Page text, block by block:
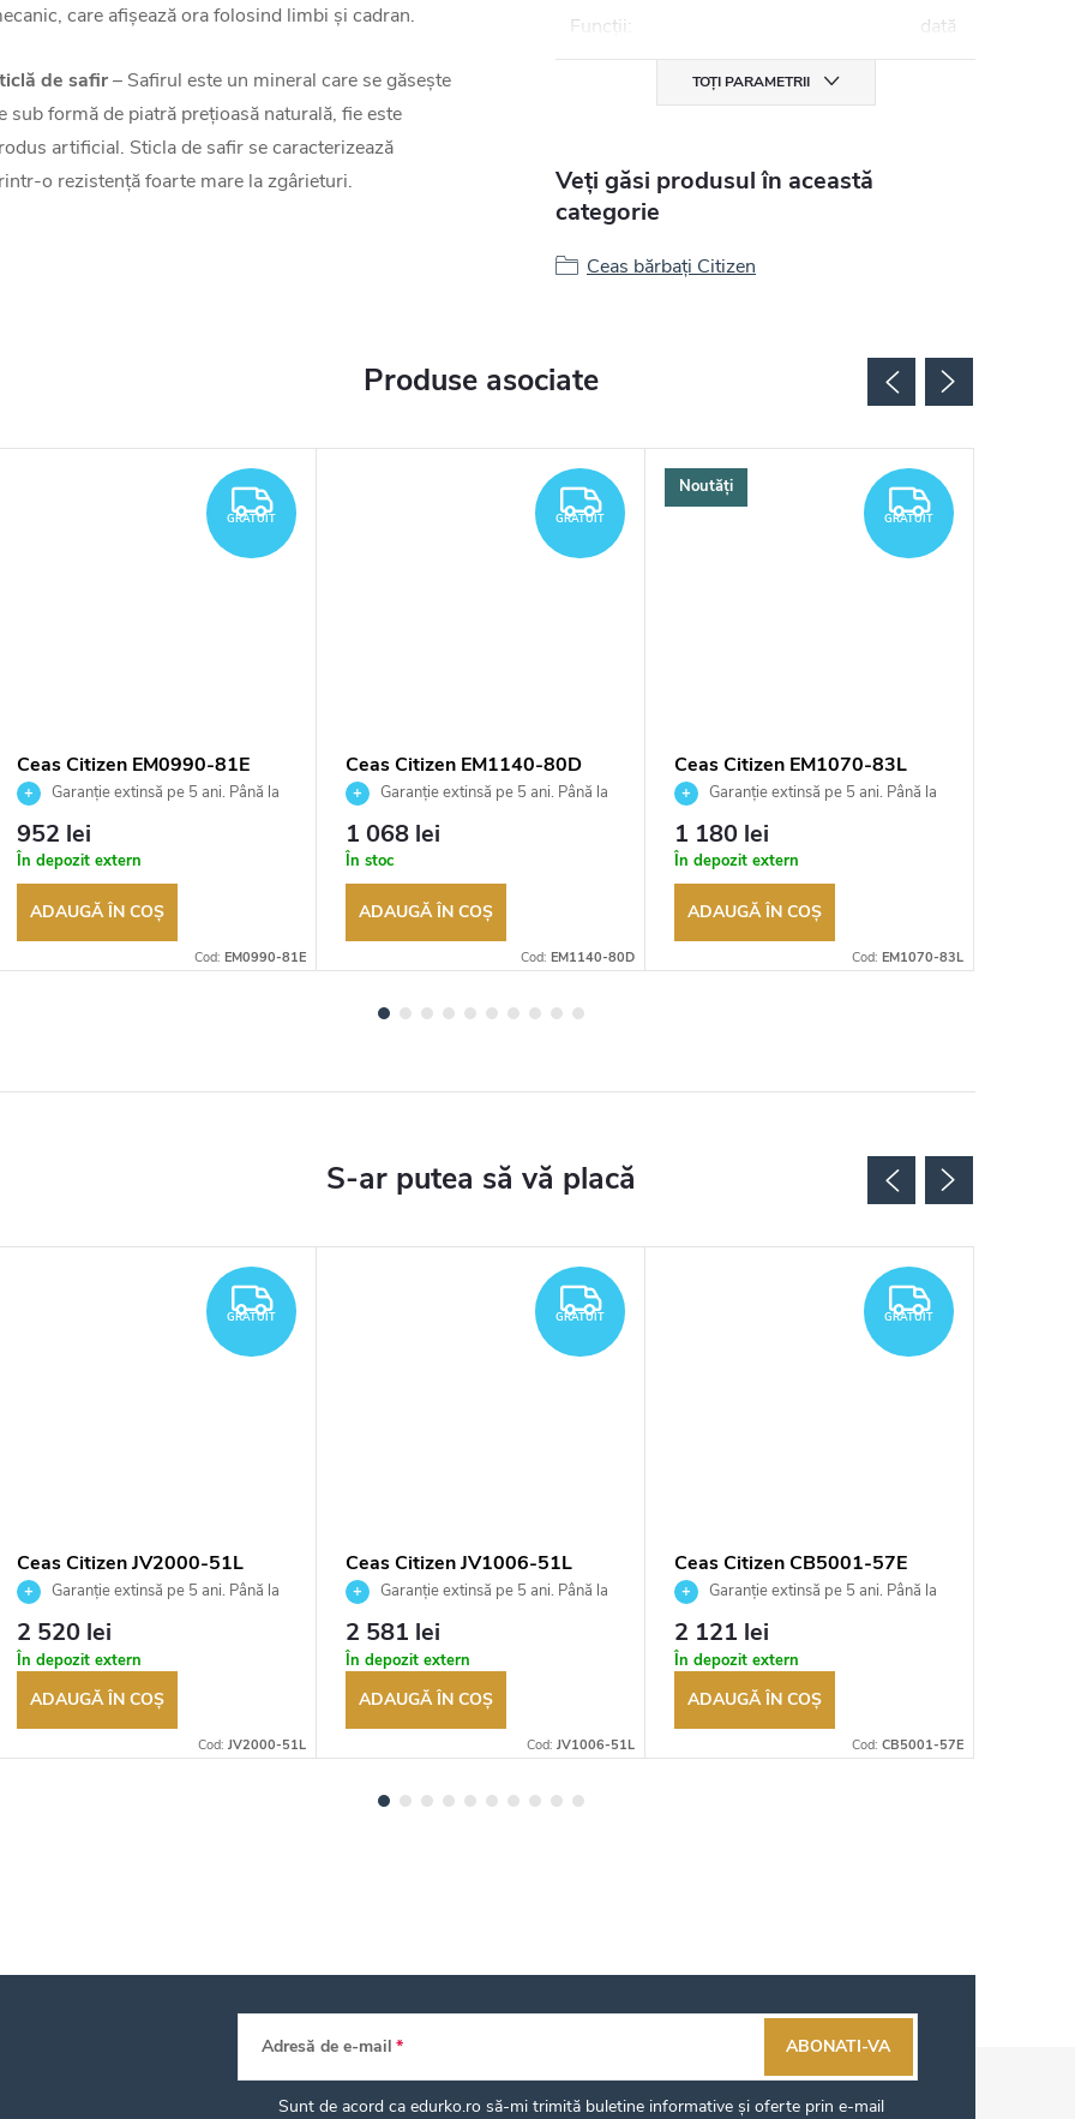
care afișează ora folosind limbi și cadran.
de safir– Safirul este un mineral care se găsește
sub formă de piatră prețioasă naturală, fie este
artificial. Sticla de safir se caracterizează
o rezistență foarte mare la zgârieturi.
Funcții: dată
TOȚI PARAMETRII
Veți găsi produsul în această
categorie
Ceas bărbați Citizen
Produse asociate
GRATUIT
GRATUIT
Ceas Citizen EM0990-81E
Garanție extinsă pe 5 ani. Până la
100 de zile pentru returnarea
bunurilor. Vânzător autorizat
952 lei
În depozit extern
ADAUGĂ ÎN COŞ
Cod: EM0990-81E
GRATUIT
GRATUIT
Ceas Citizen EM1140-80D
Garanție extinsă pe 5 ani. Până la
100 de zile pentru returnarea
bunurilor. Vânzător autorizat
1 068 lei
În stoc
ADAUGĂ ÎN COŞ
Cod: EM1140-80D
Noutăți GRATUIT
GRATUIT
Ceas Citizen EM1070-83L
Garanție extinsă pe 5 ani. Până la
100 de zile pentru returnarea
bunurilor. Vânzător autorizat
1 180 lei
În depozit extern
ADAUGĂ ÎN COŞ
Cod: EM1070-83L
GRATUIT
GRATUIT
Ceas Citizen JV2000-51L
Garanție extinsă pe 5 ani. Până la
100 de zile pentru returnarea
bunurilor. Vânzător autorizat
2 520 lei
În depozit extern
ADAUGĂ ÎN COŞ
Cod: JV2000-51L
GRATUIT
GRATUIT
Ceas Citizen JV1006-51L
Garanție extinsă pe 5 ani. Până la
100 de zile pentru returnarea
bunurilor. Vânzător autorizat
2 581 lei
În depozit extern
ADAUGĂ ÎN COŞ
Cod: JV1006-51L
GRATUIT
GRATUIT
Ceas Citizen CB5001-57E
Garanție extinsă pe 5 ani. Până la
100 de zile pentru returnarea
bunurilor. Vânzător autorizat
2 121 lei
În depozit extern
ADAUGĂ ÎN COŞ
Cod: CB5001-57E
Adresă de e-mail
Sunt de acord ca edurko.ro să-mi trimită buletine informative și oferte prin e-mail
ABONATI-VA